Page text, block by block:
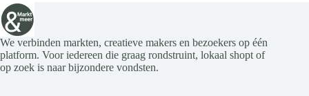
We verbinden markten, creatieve makers en bezoekers op één
platform. Voor iedereen die graag rondstruint, lokaal shopt of
op zoek is naar bijzondere vondsten.